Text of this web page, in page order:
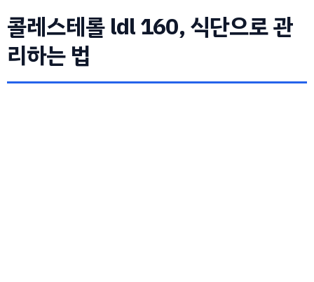
콜레스테롤 ldl 160, 식단으로 관
리하는 법